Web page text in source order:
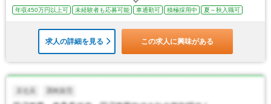
年収450万円以上可 未経験者も応募可能 車通勤可 積極採用中 夏～秋入職可
求人の詳細を見る この求人に興味がある